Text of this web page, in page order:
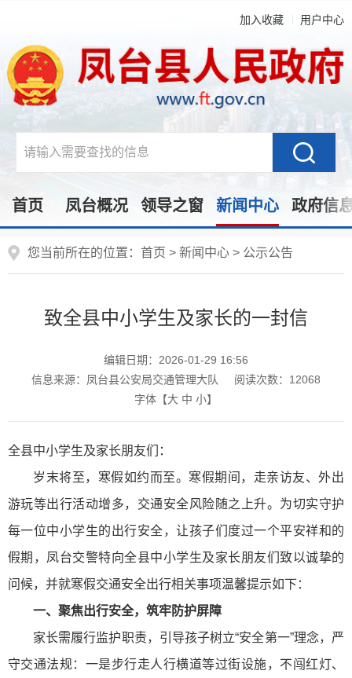
加入收藏 用户中心
首页 凤台概况 领导之窗 新闻中心 政府信
您当前所在的位置： 首页 > 新闻中心 > 公示公告
致全县中小学生及家长的一封信
编辑日期：2026-01-29 16:56
信息来源：凤台县公安局交通管理大队
阅读次数： 12068
字体【大 中 小】
全县中小学生及家长朋友们：
岁末将至，寒假如约而至。寒假期间，走亲访友、外出
游玩等出行活动增多，交通安全风险随之上升。为切实守护
每一位中小学生的出行安全，让孩子们度过一个平安祥和的
假期，凤台交警特向全县中小学生及家长朋友们致以诚挚的
问候，并就寒假交通安全出行相关事项温馨提示如下：
一、聚焦出行安全，筑牢防护屏障
家长需履行监护职责，引导孩子树立“安全第一”理念，严
守交通法规：一是步行走人行横道等过街设施，不闯红灯、